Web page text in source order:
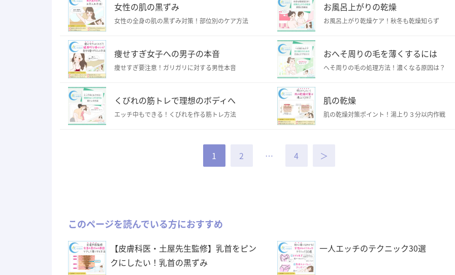
女性の肌の黒ずみ
女性の全身の肌の黒ずみ対策！部位別のケア方法
お風呂上がりの乾燥
お風呂上がり乾燥ケア！秋冬も乾燥知らず
痩せすぎ女子への男子の本音
痩せすぎ要注意！ガリガリに対する男性本音
おへそ周りの毛を薄くするには
へそ周りの毛の処理方法！濃くなる原因は？
くびれの筋トレで理想のボディへ
エッチ中もできる！くびれを作る筋トレ方法
肌の乾燥
肌の乾燥対策ポイント！湯上り３分以内作戦
1 2 4 ＞
このページを読んでいる方におすすめ
【皮膚科医・土屋先生監修】乳首をピン
クにしたい！乳首の黒ずみ
一人エッチのテクニック30選